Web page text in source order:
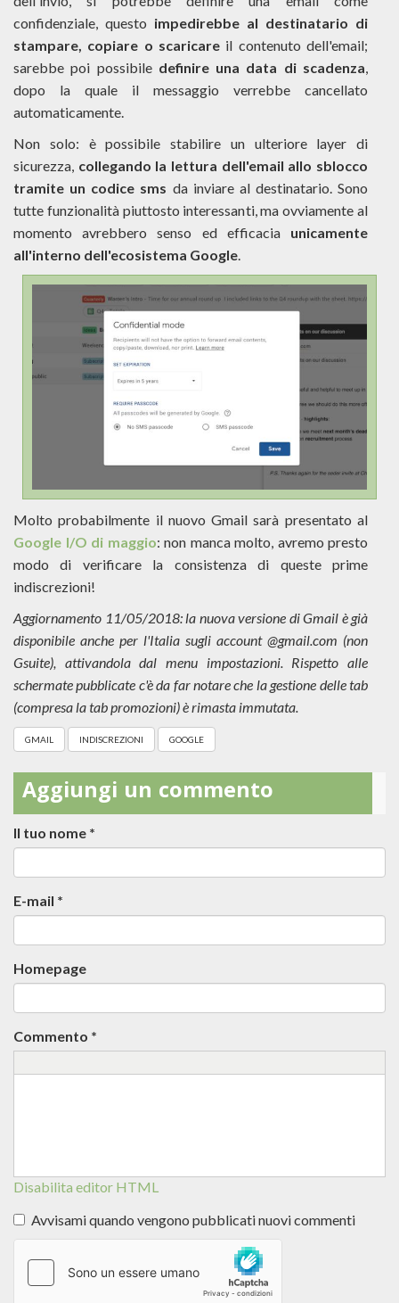
confidenziale, questo impedirebbe al destinatario di
stampare, copiare o scaricare il contenuto dell'email;
sarebbe poi possibiledefinire una data di scadenza
dopo la quale il messaggio verrebbe cancellato
automaticamente.
Non solo: è possibile stabilire un ulteriore layer di
sicurezza, collegando la lettura dell'email allo sblocco
tramite un codice sms da inviare al destinatario. Sono
tutte funzionalità piuttosto interessanti, ma ovviamente al
momento avrebbero senso ed efficacia unicamente
all'interno dell'ecosistema Google
Molto probabilmente il nuovo Gmail sarà presentato al
Google I/O di maggio: non manca molto, avremo presto
modo di verificare la consistenza di queste prime
indiscrezioni!
Aggiornamento 11/05/2018: la nuova versione di Gmail è già
disponibile anche per l'Italia sugli account @gmail.com (non
Gsuite), attivandola dal menu impostazioni. Rispetto alle
schermate pubblicate c'è da far notare che la gestione delle tab
(compresa la tab promozioni) è rimasta immutata.
GMAIL INDISCREZIONI GOOGLE
Aggiungi un commento
Il tuo nome *
E-mail *
Homepage
Commento *
Disabilita editor HTML
informazioni
Avvisami quando vengono pubblicati nuovi commenti